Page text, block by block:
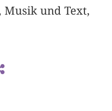
und Text,